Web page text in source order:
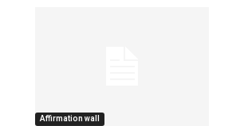
Affirmation wall